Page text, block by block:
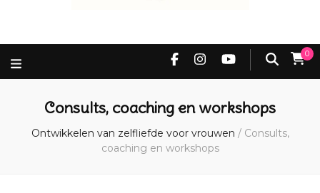
0
Consults, coaching en workshops
Ontwikkelen van zelfliefde voor vrouwen / Consults,
coaching en workshops